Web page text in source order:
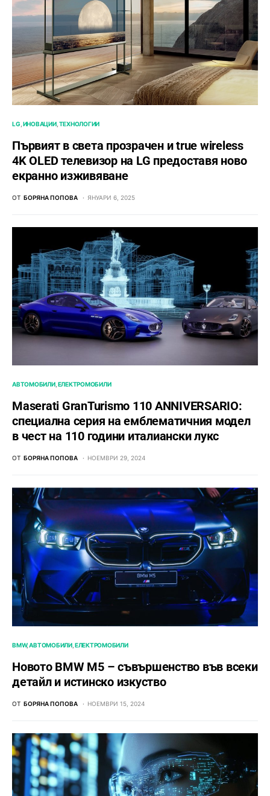
LG ИНОВАЦИИ ТЕХНОЛОГИИ
Първият в света прозрачен и true wireless
4K OLED телевизор на LG предоставя ново
екранно изживяване
ОТ БОРЯНА ПОПОВА ЯНУАРИ 6, 2025
АВТОМОБИЛИ ЕЛЕКТРОМОБИЛИ
Maserati GranTurismo 110 ANNIVERSARIO:
специална серия на емблематичния модел
в чест на 110 години италиански лукс
ОТ БОРЯНА ПОПОВА НОЕМВРИ 29, 2024
BMW АВТОМОБИЛИ ЕЛЕКТРОМОБИЛИ
Новото BMW M5 – съвършенство във всеки
детайл и истинско изкуство
ОТ БОРЯНА ПОПОВА НОЕМВРИ 15, 2024